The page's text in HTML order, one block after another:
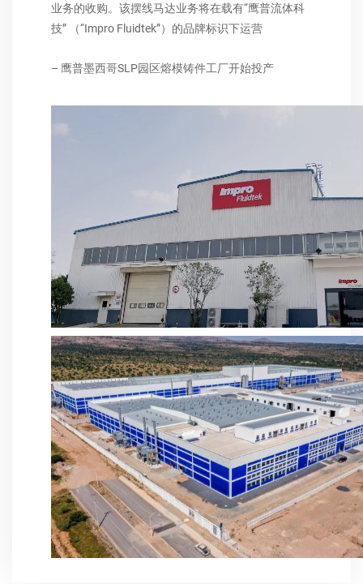
业务的收购。该摆线马达业务将在载有“鹰普流体科
技” （“Impro Fluidtek”）的品牌标识下运营
– 鹰普墨西哥SLP园区熔模铸件工厂开始投产